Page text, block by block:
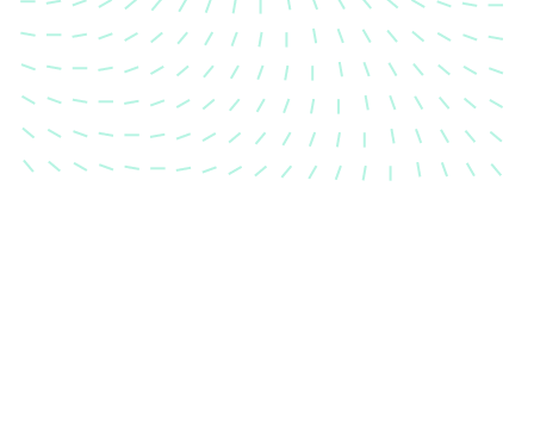
einem Unfall wieder in ihren
Zustand gebracht wird.